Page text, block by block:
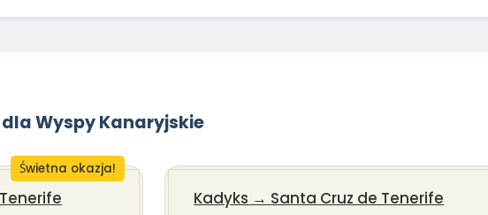
Wyspy Kanaryjskie
Świetna okazja!
Kadyks → Santa Cruz de Tenerife